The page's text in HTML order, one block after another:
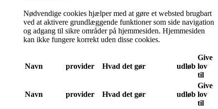
Nødvendige cookies hjælper med at gøre et websted brugbart
ved at aktivere grundlæggende funktioner som side navigation
og adgang til sikre områder på hjemmesiden. Hjemmesiden
kan ikke fungere korrekt uden disse cookies.
Navn provider Hvad det gør udløb
Give
lov
til
Navn provider Hvad det gør udløb
Give
lov
til